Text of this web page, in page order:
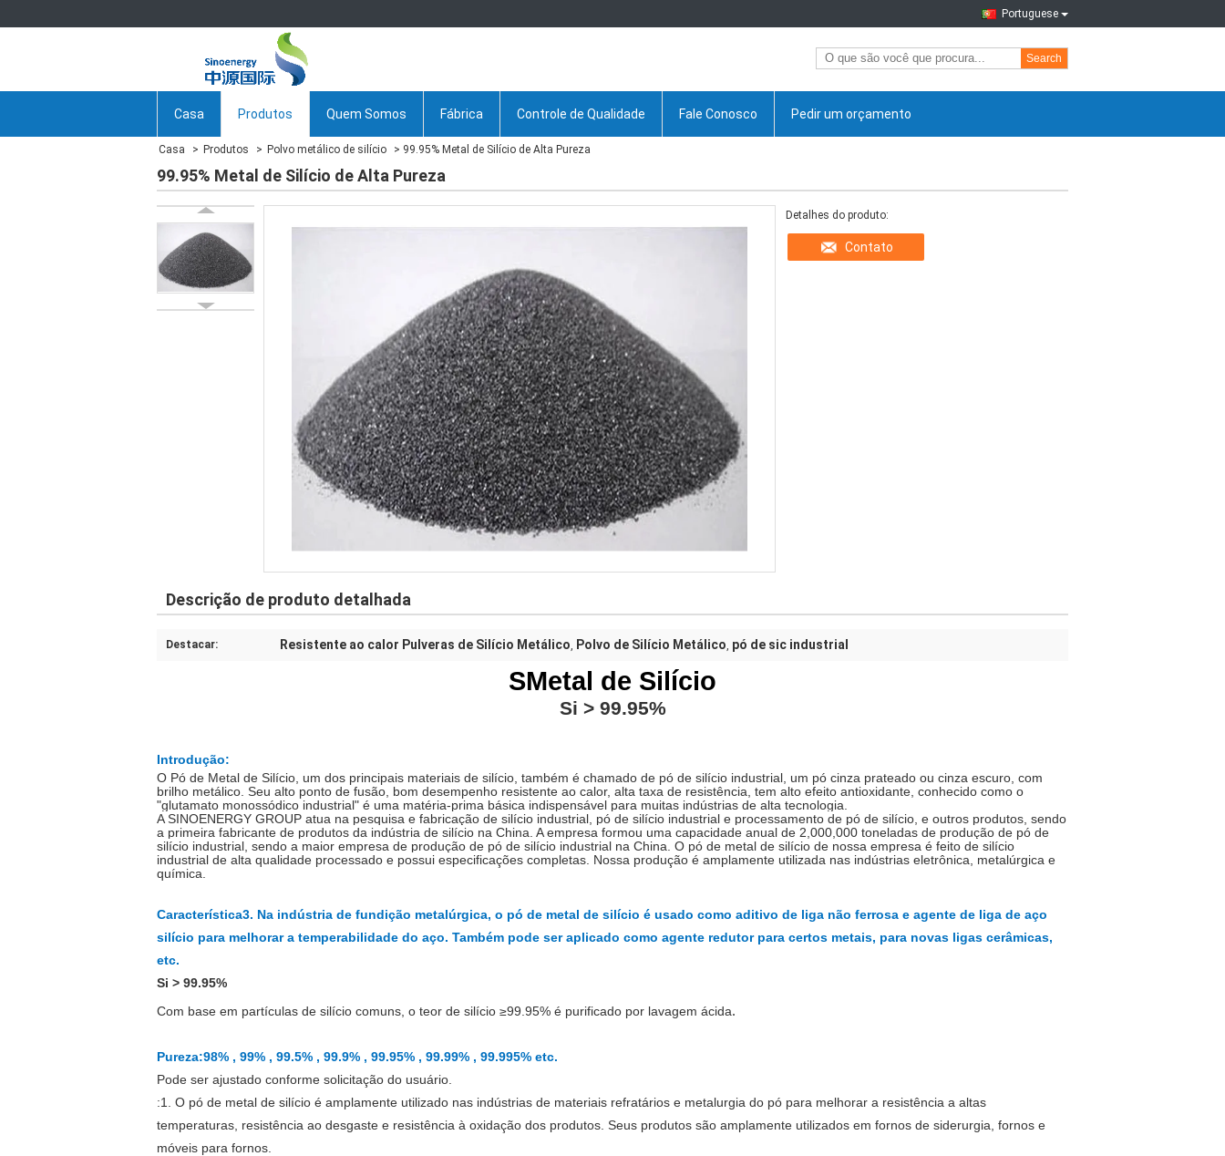
Portuguese
Search
Casa Produtos Quem Somos Fábrica Controle de Qualidade Fale Conosco Pedir um orçamento
Casa Produtos Polvo metálico de silício 99.95% Metal de Silício de Alta Pureza
99.95% Metal de Silício de Alta Pureza
Detalhes do produto:
Contato
Descrição de produto detalhada
Destacar: Resistente ao calor Pulveras de Silício Metálico, Polvo de Silício Metálico, pó de sic industrial
SMetal de Silício
Si > 99.95%
Introdução:
O Pó de Metal de Silício, um dos principais materiais de silício, também é chamado de pó de silício industrial, um pó cinza prateado ou cinza escuro, com
brilho metálico. Seu alto ponto de fusão, bom desempenho resistente ao calor, alta taxa de resistência, tem alto efeito antioxidante, conhecido como o
"glutamato monossódico industrial" é uma matéria-prima básica indispensável para muitas indústrias de alta tecnologia.
A SINOENERGY GROUP atua na pesquisa e fabricação de silício industrial, pó de silício industrial e processamento de pó de silício, e outros produtos, sendo
a primeira fabricante de produtos da indústria de silício na China. A empresa formou uma capacidade anual de 2,000,000 toneladas de produção de pó de
silício industrial, sendo a maior empresa de produção de pó de silício industrial na China. O pó de metal de silício de nossa empresa é feito de silício
industrial de alta qualidade processado e possui especificações completas. Nossa produção é amplamente utilizada nas indústrias eletrônica, metalúrgica e
química.
Característica3. Na indústria de fundição metalúrgica, o pó de metal de silício é usado como aditivo de liga não ferrosa e agente de liga de aço
silício para melhorar a temperabilidade do aço. Também pode ser aplicado como agente redutor para certos metais, para novas ligas cerâmicas,
etc.
Si > 99.95%
Com base em partículas de silício comuns, o teor de silício ≥99.95% é purificado por lavagem ácida.
Pureza:98% , 99% , 99.5% , 99.9% , 99.95% , 99.99% , 99.995% etc.
Pode ser ajustado conforme solicitação do usuário.
:1. O pó de metal de silício é amplamente utilizado nas indústrias de materiais refratários e metalurgia do pó para melhorar a resistência a altas
temperaturas, resistência ao desgaste e resistência à oxidação dos produtos. Seus produtos são amplamente utilizados em fornos de siderurgia, fornos e
móveis para fornos.